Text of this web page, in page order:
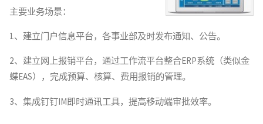
主要业务场景：
1、建立门户信息平台，各事业部及时发布通知、公告。
2、建立网上报销平台，通过工作流平台整合ERP系统（类似金
蝶EAS），完成预算、核算、费用报销的管理。
3、集成钉钉IM即时通讯工具，提高移动端审批效率。